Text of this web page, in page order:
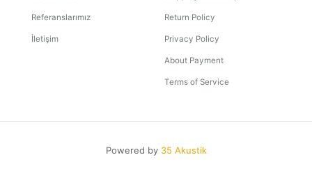
Referanslarımız
İletişim
Return Policy
Privacy Policy
About Payment
Terms of Service
Powered by 35 Akustik